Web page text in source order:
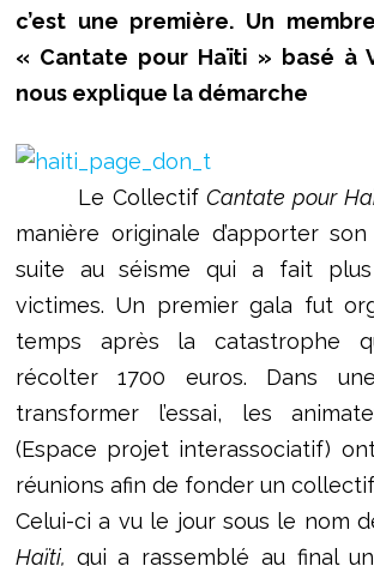
c’est une première. Un
« Cantate pour Haïti » basé à
nous explique la démarche
Le CollectifCantate pour
manière originale d’apporter
suite au séisme qui a fait
victimes. Un premier gala fut
temps après la catastrophe
récolter 1700 euros. Dans
transformer l’essai, les
(Espace projet interassociatif)
réunions afin de fonder un
Celui-ci a vu le jour sous le nom
Haïti, qui a rassemblé au final